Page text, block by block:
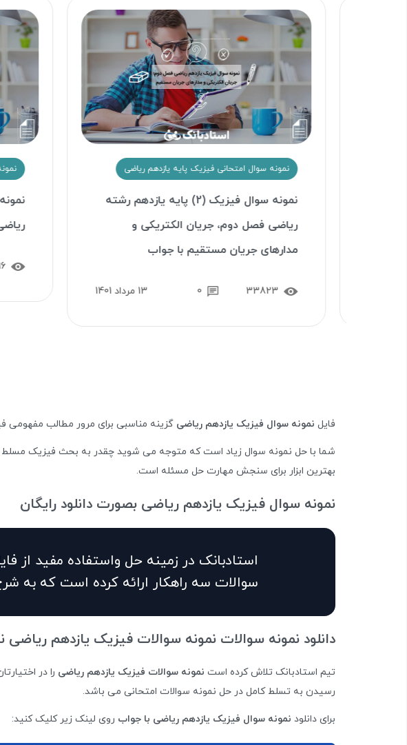
نمونه سوال امتحانی فیزیک پایه یازدهم ریاضی
نمونه سوال فیزیک (2) پایه یازدهم رشته
ریاضی فصل دوم، جریان الکتریکی و
مدارهای جریان مستقیم با جواب
33823
0
نمونه
ریاضی
فایل نمونه سوال فیزیک یازدهم ریاضی گزینه مناسبی برای مرور مطالب مفهومی
شما با حل نمونه سوال زیاد است که متوجه می شوید چقدر به بحث فیزیک مسلط
بهترین ابزار برای سنجش مهارت حل مسئله است.
نمونه سوال فیزیک یازدهم ریاضی بصورت دانلود رایگان
استادبانک در زمینه حل واستفاده مفید از
سوالات سه راهکار ارائه کرده است که به
دانلود نمونه سوالات نمونه سوالات فیزیک یازدهم ریاضی
تیم استادبانک تلاش کرده است نمونه سوالات فیزیک یازدهم ریاضی را در
رسیدن به تسلط کامل در حل نمونه سوالات امتحانی می باشد.
برای دانلود نمونه سوال فیزیک یازدهم ریاضی با جواب روی لینک زیر کلیک کنید: